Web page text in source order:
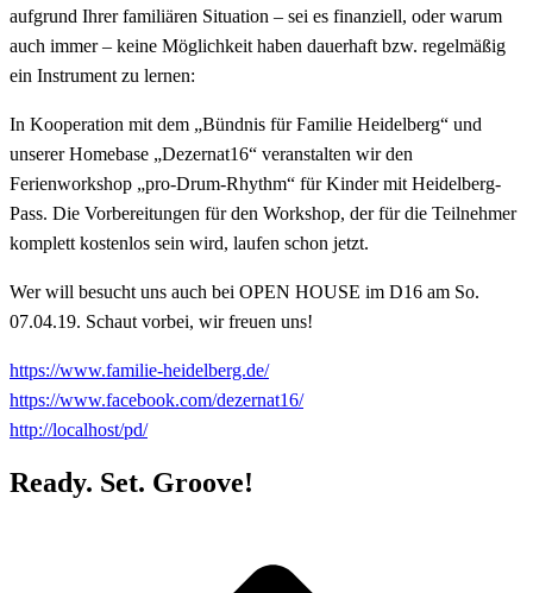
aufgrund Ihrer familiären Situation – sei es finanziell, oder warum
auch immer – keine Möglichkeit haben dauerhaft bzw. regelmäßig
ein Instrument zu lernen:
In Kooperation mit dem „Bündnis für Familie Heidelberg“ und
unserer Homebase „Dezernat16“ veranstalten wir den
Ferienworkshop „pro-Drum-Rhythm“ für Kinder mit Heidelberg-
Pass. Die Vorbereitungen für den Workshop, der für die Teilnehmer
komplett kostenlos sein wird, laufen schon jetzt.
Wer will besucht uns auch bei OPEN HOUSE im D16 am So.
07.04.19. Schaut vorbei, wir freuen uns!
https://www.familie-heidelberg.de/
https://www.facebook.com/dezernat16/
http://localhost/pd/
Ready. Set. Groove!